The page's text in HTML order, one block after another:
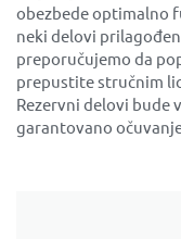
obezbede optimalno
neki delovi
preporučujemo da
prepustite stručnim
Rezervni delovi bude
garantovano